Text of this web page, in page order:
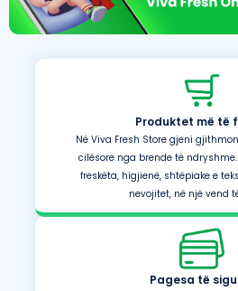
Produktet më të
Në Viva Fresh Store gjeni
cilësore nga brende të
freskëta, higjienë, shtëpiake e
nevojitet, në një vend
Pagesa të